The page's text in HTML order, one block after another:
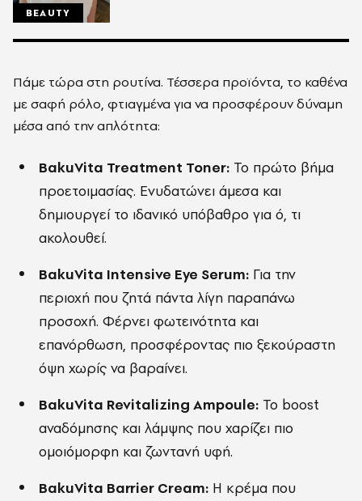
BEAUTY
Πάμε τώρα στη ρουτίνα. Τέσσερα προϊόντα, το καθένα
με σαφή ρόλο, φτιαγμένα για να προσφέρουν δύναμη
μέσα από την απλότητα:
BakuVita Treatment Toner: Το πρώτο βήμα
προετοιμασίας. Ενυδατώνει άμεσα και
δημιουργεί το ιδανικό υπόβαθρο για ό, τι
ακολουθεί.
BakuVita Intensive Eye Serum: Για την
περιοχή που ζητά πάντα λίγη παραπάνω
προσοχή. Φέρνει φωτεινότητα και
επανόρθωση, προσφέροντας πιο ξεκούραστη
όψη χωρίς να βαραίνει.
BakuVita Revitalizing Ampoule: Το boost
αναδόμησης και λάμψης που χαρίζει πιο
ομοιόμορφη και ζωντανή υφή.
BakuVita Barrier Cream: Η κρέμα που